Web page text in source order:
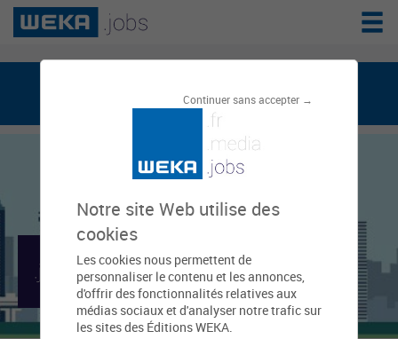
Continuer sans accepter →
Notre site Web utilise des
cookies
Les cookies nous permettent de
personnaliser le contenu et les annonces,
d'offrir des fonctionnalités relatives aux
médias sociaux et d'analyser notre trafic sur
les sites des Éditions WEKA.
weka.jobs, le réseau de l'emploi public
Mairie d'Agde